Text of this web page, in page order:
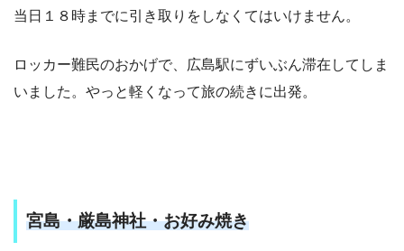
当日１８時までに引き取りをしなくてはいけません。
ロッカー難民のおかげで、広島駅にずいぶん滞在してしま
いました。やっと軽くなって旅の続きに出発。
宮島・厳島神社・お好み焼き